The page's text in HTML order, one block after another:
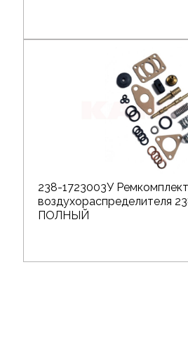
238-1723003У Ремкомплект
воздухораспределителя
ПОЛНЫЙ